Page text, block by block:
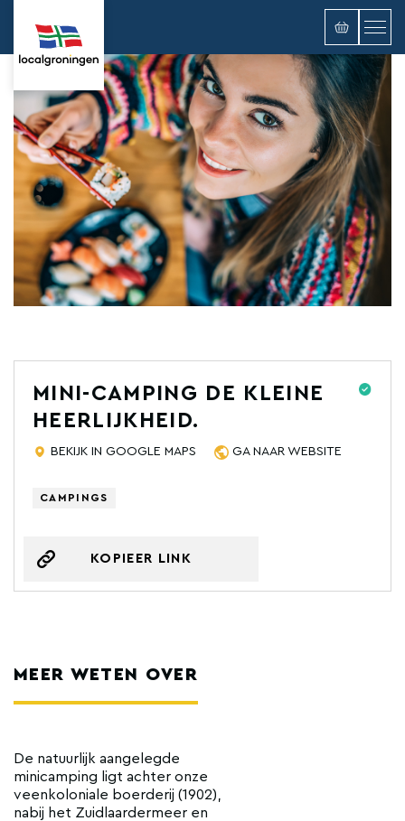
MINI-CAMPING DE KLEINE
HEERLIJKHEID.
BEKIJK IN GOOGLE MAPS GA NAAR WEBSITE
CAMPINGS
KOPIEER LINK
MEER WETEN OVER
De natuurlijk aangelegde
minicamping ligt achter onze
veenkoloniale boerderij (1902),
nabij het Zuidlaardermeer en